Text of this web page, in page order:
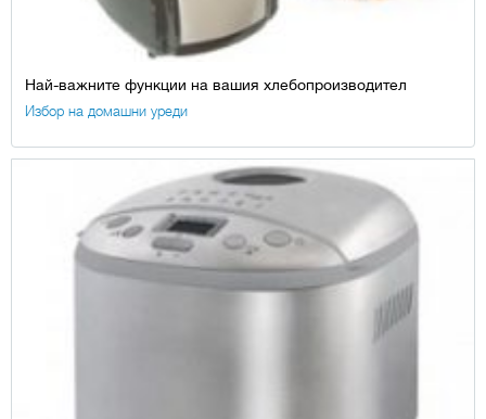
Най-важните функции на вашия хлебопроизводител
Избор на домашни уреди